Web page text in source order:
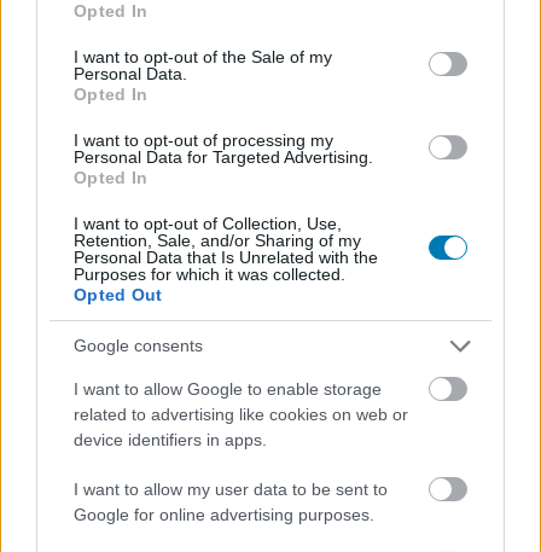
use your data for below specified purposes in below Google
consent section.
Opted In
I want to opt-out of the Sale of my
Personal Data.
Opted In
I want to opt-out of processing my
Personal Data for Targeted Advertising.
Opted In
I want to opt-out of Collection, Use,
Retention, Sale, and/or Sharing of my
Personal Data that Is Unrelated with the
Purposes for which it was collected.
Opted Out
Google consents
I want to allow Google to enable storage
related to advertising like cookies on web or
device identifiers in apps.
I want to allow my user data to be sent to
Google for online advertising purposes.
Coldplay koncertjén
| 2024.06.30 12:20
Glastonbury Fesztiválon a közönség legnagyobb örömére.